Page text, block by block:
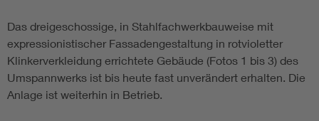
Das dreigeschossige, in Stahlfachwerkbauweise mit
expressionistischer Fassadengestaltung in rotvioletter
Klinkerverkleidung errichtete Gebäude (Fotos 1 bis 3) des
Umspannwerks ist bis heute fast unverändert erhalten. Die
Anlage ist weiterhin in Betrieb.